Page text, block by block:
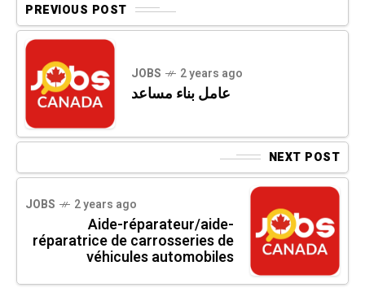
PREVIOUS POST
JOBS 2 years ago
عامل بناء مساعد
NEXT POST
JOBS 2 years ago
Aide-réparateur/aide-
réparatrice de carrosseries de
véhicules automobiles